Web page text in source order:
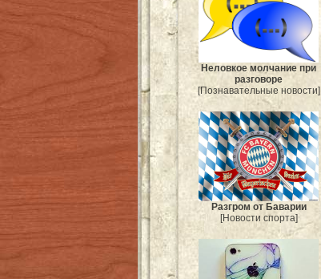
Неловкое молчание при
разговоре
[Познавательные новости]
Разгром от Баварии
[Новости спорта]